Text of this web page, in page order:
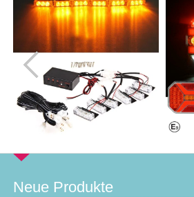
Neue Produkte